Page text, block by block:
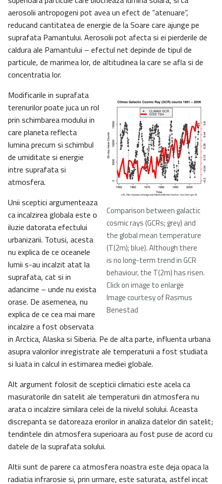
aerosolii antropogeni pot avea un efect de “atenuare”,
reducand cantitatea de energie de la Soare care ajunge pe
suprafata Pamantului. Aerosolii pot afecta si ei pierderile de
caldura ale Pamantului – efectul net depinde de tipul de
particule, de marimea lor, de altitudinea la care se afla si de
concentratia lor.
Comparison between galactic
cosmic rays (GCRs; grey) and
the global mean temperature
(T(2m); blue). Although there
is no long-term trend in GCR
behaviour, the T(2m) has risen.
Click on image to enlarge
Image courtesy of Rasmus
Benestad
Modificarile in suprafata
terenurilor poate juca un rol
prin schimbarea modului in
care planeta reflecta
lumina precum si schimbul
de umiditate si energie
intre suprafata si
atmosfera.
Unii sceptici argumenteaza
ca incalzirea globala este o
iluzie datorata efectului
urbanizarii. Totusi, acesta
nu explica de ce oceanele
lumii s-au incalzit atat la
suprafata, cat si in
adancime – unde nu exista
orase. De asemenea, nu
explica de ce cea mai mare
incalzire a fost observata
in Arctica, Alaska si Siberia. Pe de alta parte, influenta urbana
asupra valorilor inregistrate ale temperaturii a fost studiata
si luata in calcul in estimarea mediei globale.
Alt argument folosit de scepticii climatici este acela ca
masuratorile din satelit ale temperaturii din atmosfera nu
arata o incalzire similara celei de la nivelul solului. Aceasta
discrepanta se datoreaza erorilor in analiza datelor din satelit;
tendintele din atmosfera superioara au fost puse de acord cu
datele de la suprafata solului.
Altii sunt de parere ca atmosfera noastra este deja opaca la
radiatia infrarosie si, prin urmare, este saturata, astfel incat